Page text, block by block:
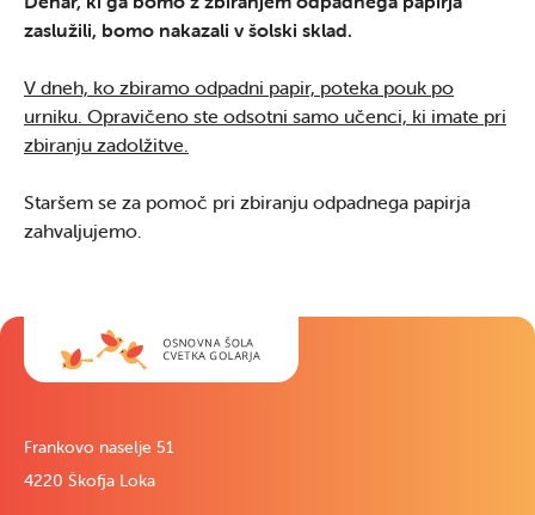
zaslužili, bomo nakazali v šolski sklad.
V dneh, ko zbiramo odpadni papir, poteka pouk po
urniku. Opravičeno ste odsotni samo učenci, ki imate pri
zbiranju zadolžitve.
Staršem se za pomoč pri zbiranju odpadnega papirja
zahvaljujemo.
Frankovo naselje 51
4220 Škofja Loka